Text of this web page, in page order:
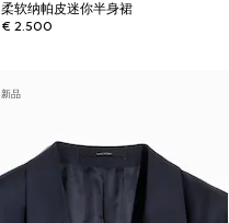
柔软纳帕皮迷你半身裙
€ 2.500
新品